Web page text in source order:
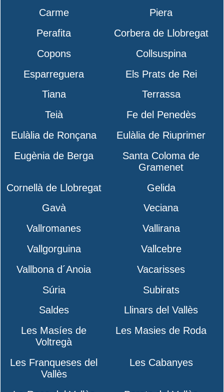
Carme
Piera
Perafita
Corbera de Llobregat
Copons
Collsuspina
Esparreguera
Els Prats de Rei
Tiana
Terrassa
Teià
Fe del Penedès
Eulàlia de Ronçana
Eulàlia de Riuprimer
Eugènia de Berga
Santa Coloma de
Gramenet
Cornellà de Llobregat
Gelida
Gavà
Veciana
Vallromanes
Vallirana
Vallgorguina
Vallcebre
Vallbona d´Anoia
Vacarisses
Súria
Subirats
Saldes
Llinars del Vallès
Les Masíes de
Voltregà
Les Masies de Roda
Les Franqueses del
Vallès
Les Cabanyes